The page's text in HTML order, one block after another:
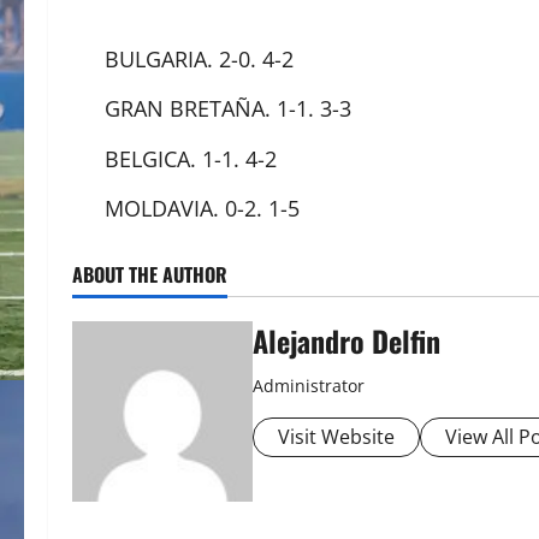
BULGARIA. 2-0. 4-2
GRAN BRETAÑA. 1-1. 3-3
BELGICA. 1-1. 4-2
MOLDAVIA. 0-2. 1-5
ABOUT THE AUTHOR
Alejandro Delfin
Administrator
Visit Website View All